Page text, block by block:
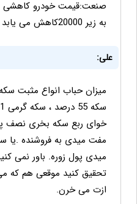
صنعت:قیمت خودرو کاهشی
به زیر 20000کاهش می یابد
علی:
خوای ربع سکه بخری نصف
میدی پول زوره. باور نمی
تحقیق کنید موقعی هم که
ازت می خرن.